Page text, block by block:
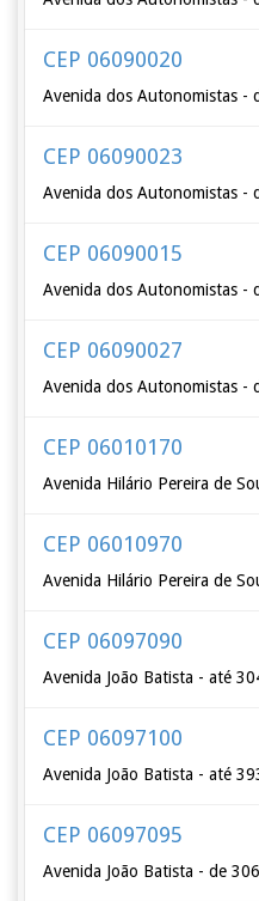
CEP 06090020
Avenida dos Autonomistas -
CEP 06090023
Avenida dos Autonomistas -
CEP 06090015
Avenida dos Autonomistas -
CEP 06090027
Avenida dos Autonomistas -
CEP 06010170
Avenida Hilário Pereira de
CEP 06010970
Avenida Hilário Pereira de
CEP 06097090
Avenida João Batista - até
CEP 06097100
Avenida João Batista - até
CEP 06097095
Avenida João Batista - de